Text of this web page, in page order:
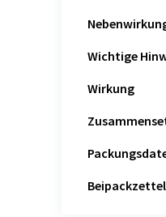
Wichtige
Wirkung